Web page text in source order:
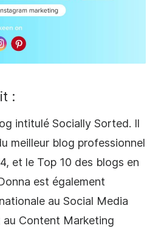
:
intitulé Socially Sorted. Il
meilleur blog professionnel
et le Top 10 des blogs en
est également
au Social Media
Content Marketing